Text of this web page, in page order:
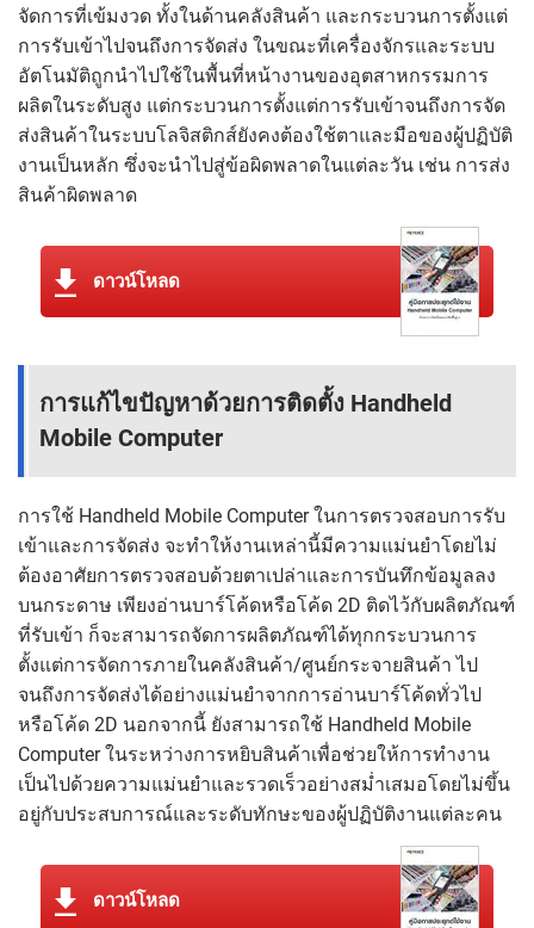
จัดการที่เข้มงวด ทั้งในด้านคลังสินค้า และกระบวนการตั้งแต่
การรับเข้าไปจนถึงการจัดส่ง ในขณะที่เครื่องจักรและระบบ
อัตโนมัติถูกนำไปใช้ในพื้นที่หน้างานของอุตสาหกรรมการ
ผลิตในระดับสูง แต่กระบวนการตั้งแต่การรับเข้าจนถึงการจัด
ส่งสินค้าในระบบโลจิสติกส์ยังคงต้องใช้ตาและมือของผู้ปฏิบัติ
งานเป็นหลัก ซึ่งจะนำไปสู่ข้อผิดพลาดในแต่ละวัน เช่น การส่ง
สินค้าผิดพลาด
ดาวน์โหลด
การแก้ไขปัญหาด้วยการติดตั้ง Handheld
Mobile Computer
การใช้ Handheld Mobile Computer ในการตรวจสอบการรับ
เข้าและการจัดส่ง จะทำให้งานเหล่านี้มีความแม่นยำโดยไม่
ต้องอาศัยการตรวจสอบด้วยตาเปล่าและการบันทึกข้อมูลลง
บนกระดาษ เพียงอ่านบาร์โค้ดหรือโค้ด 2D ติดไว้กับผลิตภัณฑ์
ที่รับเข้า ก็จะสามารถจัดการผลิตภัณฑ์ได้ทุกกระบวนการ
ตั้งแต่การจัดการภายในคลังสินค้า/ศูนย์กระจายสินค้า ไป
จนถึงการจัดส่งได้อย่างแม่นยำจากการอ่านบาร์โค้ดทั่วไป
หรือโค้ด 2D นอกจากนี้ ยังสามารถใช้ Handheld Mobile
Computer ในระหว่างการหยิบสินค้าเพื่อช่วยให้การทำงาน
เป็นไปด้วยความแม่นยำและรวดเร็วอย่างสม่ำเสมอโดยไม่ขึ้น
อยู่กับประสบการณ์และระดับทักษะของผู้ปฏิบัติงานแต่ละคน
ดาวน์โหลด